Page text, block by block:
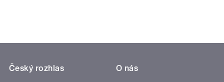
Český rozhlas
O nás